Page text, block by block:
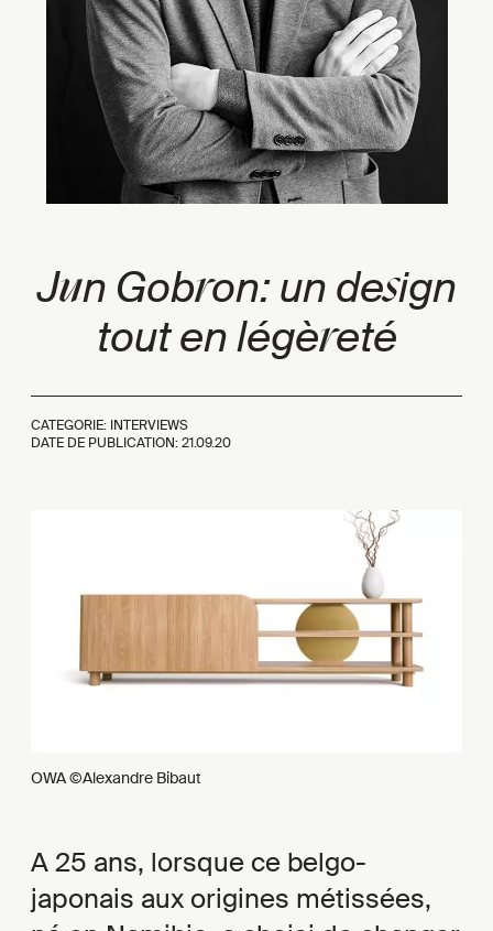
Jun Gobron: un design
tout en légèreté
CATEGORIE: INTERVIEWS
DATE DE PUBLICATION:21.09.20
OWA ©Alexandre Bibaut
A 25 ans, lorsque ce belgo-
japonais aux origines métissées,